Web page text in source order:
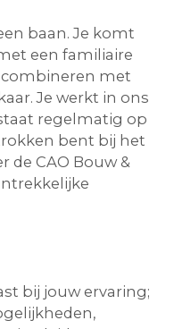
baan. Je komt
een familiaire
combineren met
Je werkt in ons
regelmatig op
bent bij het
de CAO Bouw &
bij jouw ervaring;